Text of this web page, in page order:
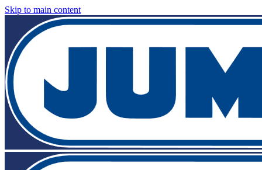
Skip to main content